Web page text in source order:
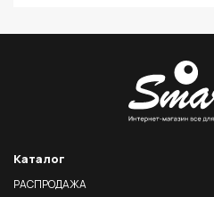
Каталог
РАСПРОДАЖА